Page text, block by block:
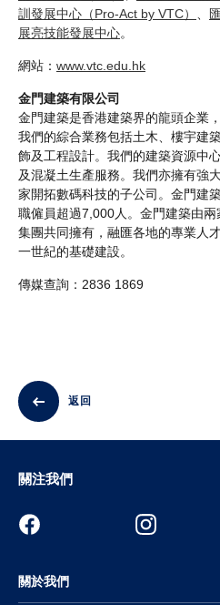
訓發展中心（Pro-Act by VTC）
展亮技能發展中心。
網站： www.vtc.edu.hk
金門建築有限公司
金門建築是香港建築界的龍頭企業
我們的綜合業務包括土木、樓宇建
飾及工程設計。我們的建築資源中
及混凝土生產服務。我們亦擁有強
家開拓數碼科技的子公司。金門建
職僱員超過7,000人。金門建築由
集團共同擁有，融匯各地的專業人
一世紀的基礎建設。
傳媒查詢：2836 1869
返回
關注我們
關於我們